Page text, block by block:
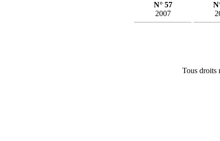
N° 57
2007
Tous droits